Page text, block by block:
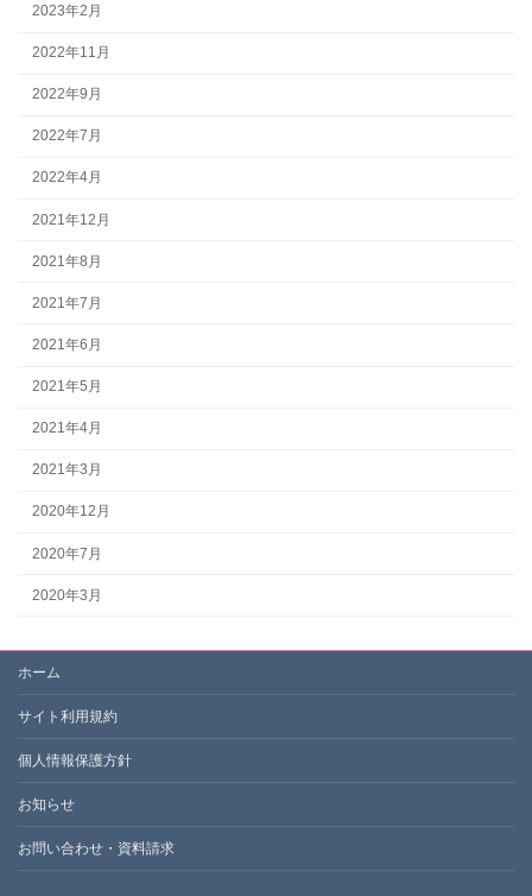
2023年2月
2022年11月
2022年9月
2022年7月
2022年4月
2021年12月
2021年8月
2021年7月
2021年6月
2021年5月
2021年4月
2021年3月
2020年12月
2020年7月
2020年3月
ホーム
サイト利用規約
個人情報保護方針
お知らせ
お問い合わせ・資料請求